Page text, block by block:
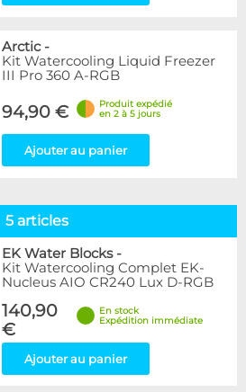
Arctic-
Kit Watercooling Liquid Freezer
III Pro 360 A-RGB
94,90 €
Produit expédié
en 2 à 5 jours
Ajouter au panier
5 articles
EK Water Blocks-
Kit Watercooling Complet EK-
Nucleus AIO CR240 Lux D-RGB
140,90
€
En stock
Expédition immédiate
Ajouter au panier